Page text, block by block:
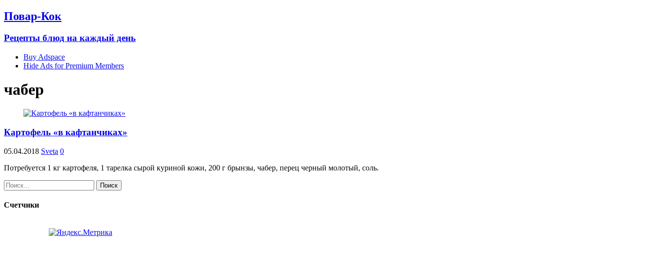
Повар-Кок
Рецепты блюд на каждый день
Buy Adspace
Hide Ads for Premium Members
чабер
Картофель «в кафтанчиках»
05.04.2018 Sveta 0
Потребуется 1 кг картофеля, 1 тарелка сырой куриной кожи, 200 г брынзы, чабер, перец черный молотый, соль.
Найти:
Счетчики